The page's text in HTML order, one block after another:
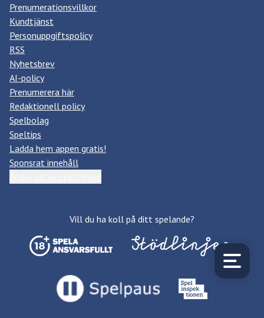
Prenumerationsvillkor
Kundtjänst
Personuppgiftspolicy
RSS
Nyhetsbrev
AI-policy
Prenumerera här
Redaktionell policy
Spelbolag
Speltips
Ladda hem appen gratis!
Sponsrat innehåll
Vill du ha koll på ditt spelande?